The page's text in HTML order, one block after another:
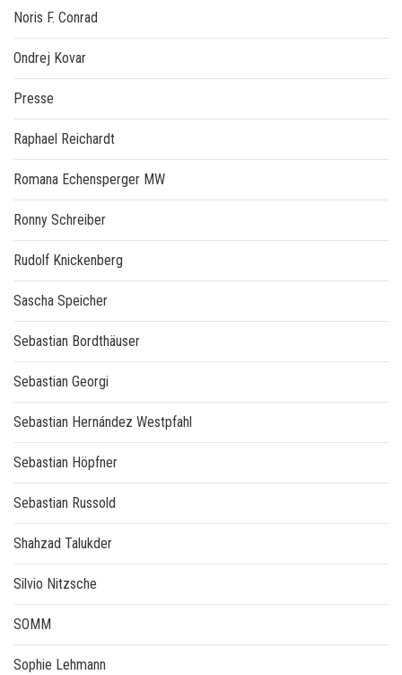
Noris F. Conrad
Ondrej Kovar
Presse
Raphael Reichardt
Romana Echensperger MW
Ronny Schreiber
Rudolf Knickenberg
Sascha Speicher
Sebastian Bordthäuser
Sebastian Georgi
Sebastian Hernández Westpfahl
Sebastian Höpfner
Sebastian Russold
Shahzad Talukder
Silvio Nitzsche
SOMM
Sophie Lehmann